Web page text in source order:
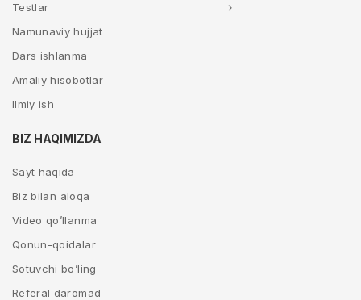
Testlar
Namunaviy hujjat
Dars ishlanma
Amaliy hisobotlar
Ilmiy ish
BIZ HAQIMIZDA
Sayt haqida
Biz bilan aloqa
Video qo’llanma
Qonun-qoidalar
Sotuvchi bo’ling
Referal daromad